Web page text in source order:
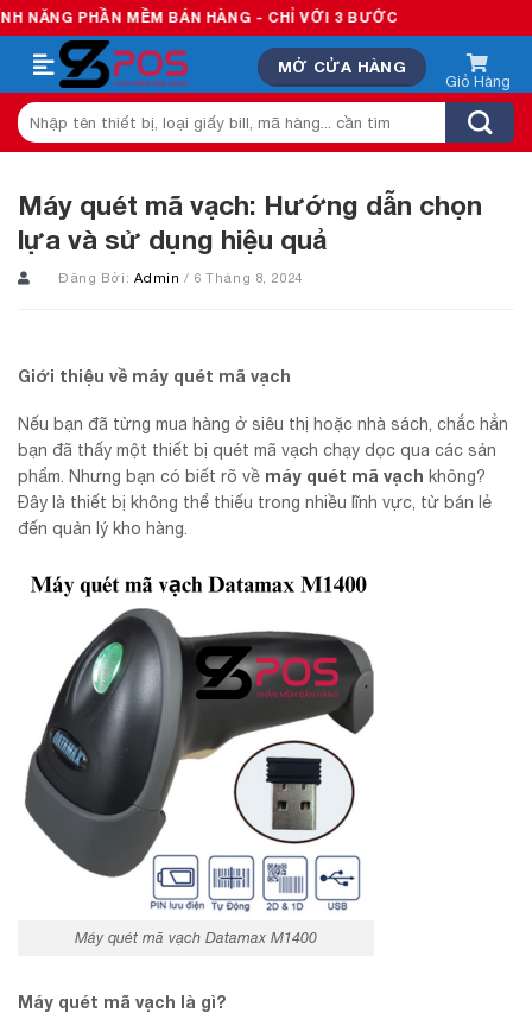
Skip
to
content
MỀM BÁN HÀNG - CHỈ VỚI 3 BƯỚC
MỞ CỬA HÀNG
Tìm
kiếm:
Máy quét mã vạch: Hướng dẫn chọn
lựa và sử dụng hiệu quả
Đăng Bởi: Admin/ 6 Tháng 8, 2024
Giới thiệu về máy quét mã vạch
Nếu bạn đã từng mua hàng ở siêu thị hoặc nhà sách, chắc hẳn
bạn đã thấy một thiết bị quét mã vạch chạy dọc qua các sản
phẩm. Nhưng bạn có biết rõ về máy quét mã vạch không?
Đây là thiết bị không thể thiếu trong nhiều lĩnh vực, từ bán lẻ
đến quản lý kho hàng.
Máy quét mã vạch Datamax M1400
Máy quét mã vạch là gì?